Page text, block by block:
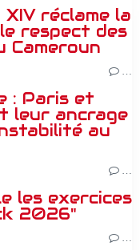
réclame la
respect des
Cameroun
: Paris et
leur ancrage
au
les exercices
2026"